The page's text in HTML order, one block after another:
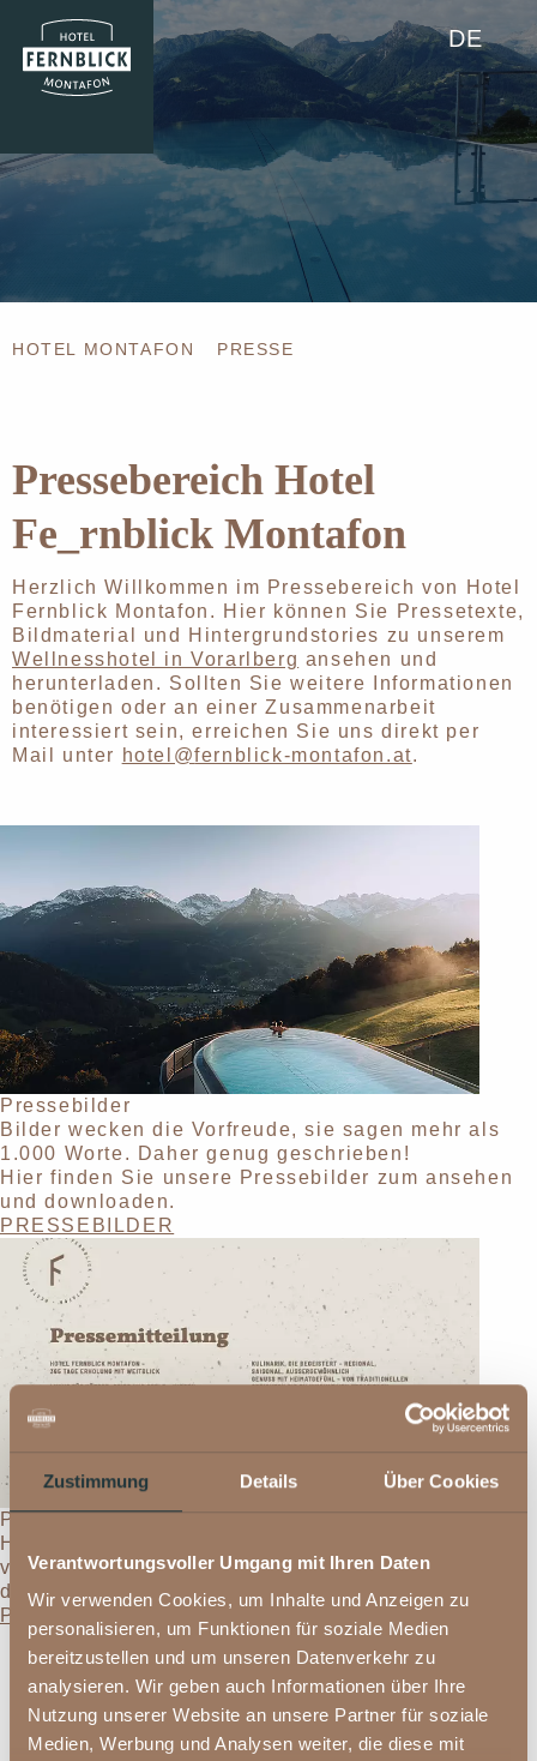
Zustimmung Details Über Cookies
Verantwortungsvoller Umgang mit Ihren Daten
Wir verwenden Cookies, um Inhalte und Anzeigen zu
personalisieren, um Funktionen für soziale Medien
bereitzustellen und um unseren Datenverkehr zu
analysieren. Wir geben auch Informationen über Ihre
Nutzung unserer Website an unsere Partner für soziale
Medien, Werbung und Analysen weiter, die diese mit
DE
HOTEL MONTAFON PRESSE
Pressebereich Hotel
Fe_rnblick Montafon
Herzlich Willkommen im Pressebereich von Hotel
Fernblick Montafon. Hier können Sie Pressetexte,
Bildmaterial und Hintergrundstories zu unserem
Wellnesshotel in Vorarlberg ansehen und
herunterladen. Sollten Sie weitere Informationen
benötigen oder an einer Zusammenarbeit
interessiert sein, erreichen Sie uns direkt per
Mail unter hotel@fernblick-montafon.at.
Pressebilder
Bilder wecken die Vorfreude, sie sagen mehr als
1.000 Worte. Daher genug geschrieben!
Hier finden Sie unsere Pressebilder zum ansehen
und downloaden.
PRESSEBILDER
Pressetexte
Hier finden Sie die aktuellen Presseaussendungen
von unserem Hotel Fernblick Montafon einfach zum
downloaden.
PRESSEMELDUNG
Bei der Verwendung des Materials bitten wir
Sie folgende Richtlinien einzuhalten: